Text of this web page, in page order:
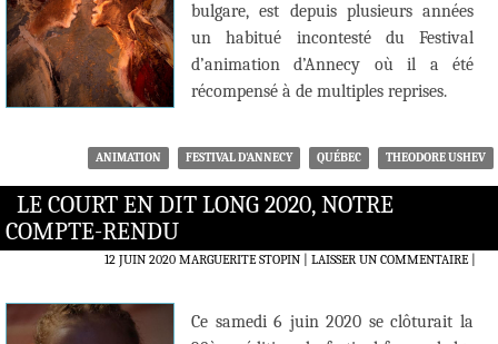
bulgare, est depuis plusieurs années
un habitué incontesté du Festival
d’animation d’Annecy où il a été
récompensé à de multiples reprises.
ANIMATION FESTIVAL D'ANNECY QUÉBEC THEODORE USHEV
LE COURT EN DIT LONG 2020, NOTRE
COMPTE-RENDU
12 JUIN 2020 MARGUERITE STOPIN LAISSER UN COMMENTAIRE|
Ce samedi 6 juin 2020 se clôturait la